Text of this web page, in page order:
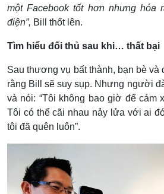
một Facebook tốt hơn nhưng hóa
điện”, Bill thốt lên.
Tìm hiểu đối thủ sau khi… thất bại
Sau thương vụ bất thành, bạn bè và
rằng Bill sẽ suy sụp. Nhưng người
và nói: “Tôi không bao giờ để cảm
Tôi có thể cãi nhau nảy lửa với ai
tôi đã quên luôn”.